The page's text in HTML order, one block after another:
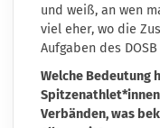
und weiß, an wen
viel eher, wo die
Aufgaben des
Welche Bedeutung
Verbänden, was